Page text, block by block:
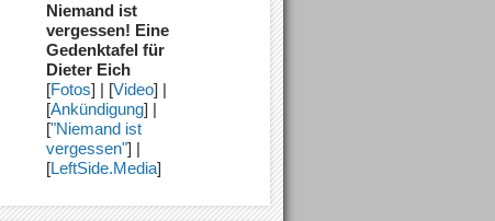
Niemand ist
vergessen! Eine
Gedenktafel für
Dieter Eich
[Fotos] | [Video] |
[Ankündigung] |
["Niemand ist
vergessen"] |
[LeftSide.Media]